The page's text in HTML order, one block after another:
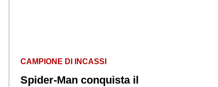
CAMPIONE DI INCASSI
Spider‑Man conquista il